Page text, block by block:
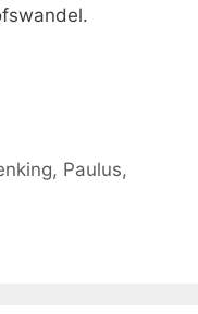
, Paulus,